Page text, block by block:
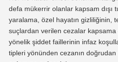
defa mükerrir olanlar kapsam dışı
yaralama, özel hayatın gizliliğinin,
suçlardan verilen cezalar kapsama
yönelik şiddet faillerinin infaz
tipleri yönünden cezanın doğrudan